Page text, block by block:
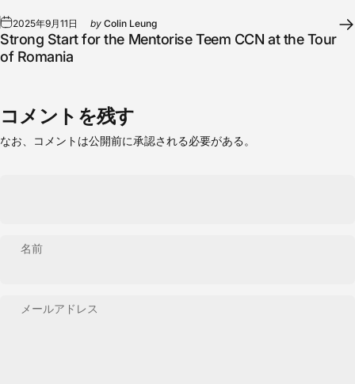
2025年9月11日 by Colin Leung
Strong Start for the Mentorise Teem CCN at the Tour
of Romania
コメントを残す
なお、コメントは公開前に承認される必要がある。
名前
メールアドレス